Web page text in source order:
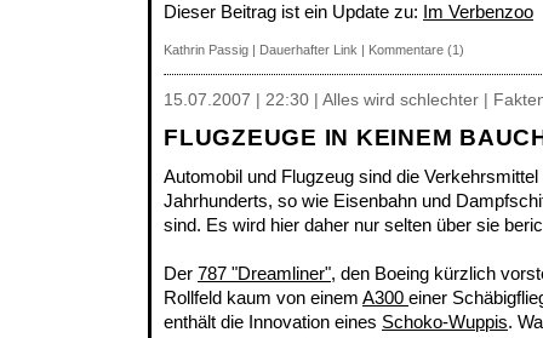
Dieser Beitrag ist ein Update zu: Im Verbenzoo
Kathrin Passig | Dauerhafter Link | Kommentare (1)
15.07.2007 | 22:30 | Alles wird schlechter |
FLUGZEUGE IN KEINEM
Automobil und Flugzeug sind die
Jahrhunderts, so wie Eisenbahn und
sind. Es wird hier daher nur selten über sie
Der 787 "Dreamliner", den Boeing kürzlich
Rollfeld kaum von einem A300 einer
enthält die Innovation eines Schoko-Wuppis.